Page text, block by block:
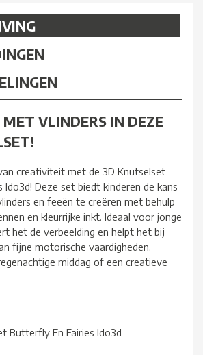
VLINDERS IN DEZE
creativiteit met de 3D Knutselset
Ido3d! Deze set biedt kinderen de kans
en feeën te creëren met behulp
en kleurrijke inkt. Ideaal voor jonge
het de verbeelding en helpt het bij
fijne motorische vaardigheden.
middag of een creatieve
Butterfly En Fairies Ido3d